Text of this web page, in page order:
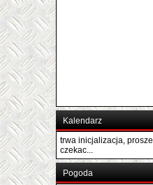
Kalendarz
trwa inicjalizacja, prosze
czekac...
Pogoda